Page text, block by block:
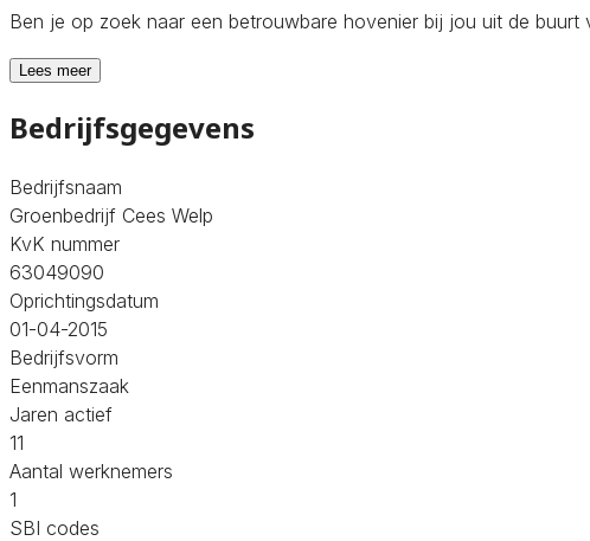
Ben je op zoek naar een betrouwbare hovenier bij jou uit de
Lees meer
Bedrijfsgegevens
Bedrijfsnaam
Groenbedrijf Cees Welp
KvK nummer
63049090
Oprichtingsdatum
01-04-2015
Bedrijfsvorm
Eenmanszaak
Jaren actief
11
Aantal werknemers
1
SBI codes